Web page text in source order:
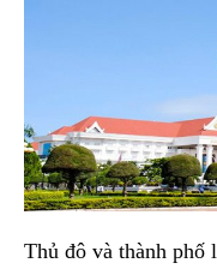
Thủ đô và thành phố